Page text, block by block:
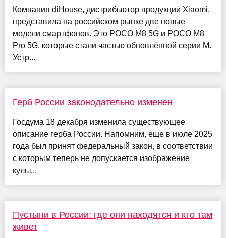
Компания diHouse, дистрибьютор продукции Xiaomi,
представила на российском рынке две новые
модели смартфонов. Это POCO M8 5G и POCO M8
Pro 5G, которые стали частью обновлённой серии M.
Устр...
Герб России законодательно изменен
Госдума 18 декабря изменила существующее
описание герба России. Напомним, еще в июле 2025
года был принят федеральный закон, в соответствии
с которым теперь не допускается изображение
культ...
Пустыни в России: где они находятся и кто там
живет